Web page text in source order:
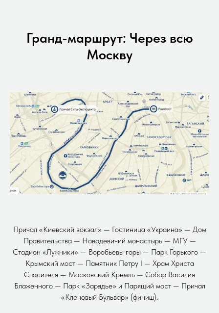
Гранд-маршрут: Через всю
Москву
Причал «Киевский вокзал» — Гостиница «Украина» — Дом
Правительства — Новодевичий монастырь — МГУ —
Стадион «Лужники» — Воробьевы горы — Парк Горького —
Крымский мост — Памятник Петру I — Храм Христа
Спасителя — Московский Кремль — Собор Василия
Блаженного — Парк «Зарядье» и Парящий мост — Причал
«Кленовый Бульвар» (финиш).